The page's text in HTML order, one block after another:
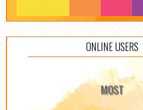
ONLINE USERS
MOST